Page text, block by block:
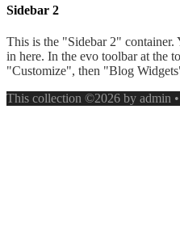
Sidebar 2
This is the "Sidebar 2"
in here. In the evo toolbar at the
"Customize", then "Blog
This collection ©2026 by admin •